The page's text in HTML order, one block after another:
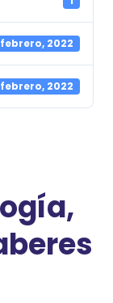
febrero, 2022
febrero, 2022